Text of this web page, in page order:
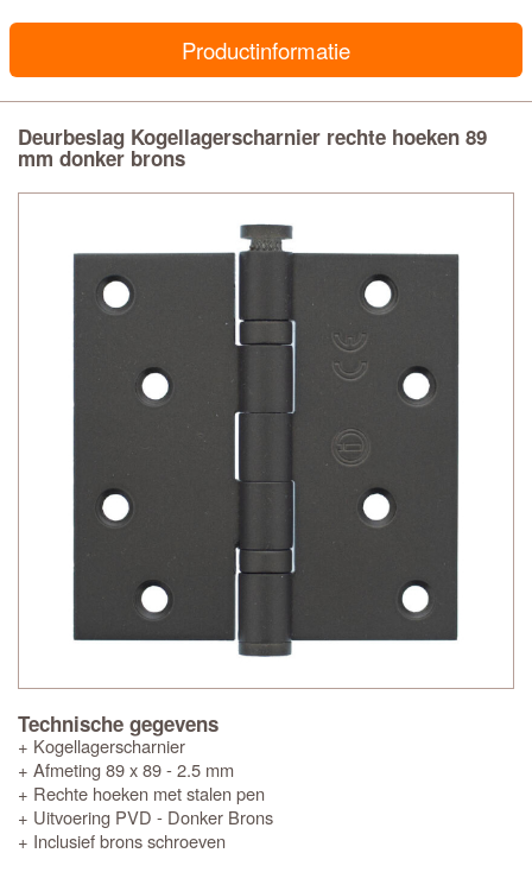
Productinformatie
Deurbeslag Kogellagerscharnier rechte hoeken 89
mm donker brons
Technische gegevens
+ Kogellagerscharnier
+ Afmeting 89 x 89 - 2.5 mm
+ Rechte hoeken met stalen pen
+ Uitvoering PVD - Donker Brons
+ Inclusief brons schroeven